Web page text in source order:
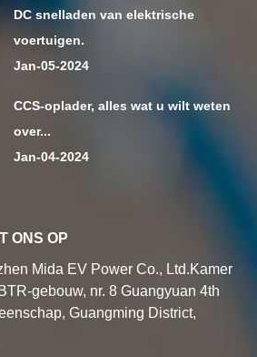
DC snelladen van elektrische
voertuigen.
Jan-05-2024
CCS-oplader, alles wat u wilt weten
over...
Jan-04-2024
ONS OP
Mida EV Power Co., Ltd.Kamer
gebouw, nr. 8 Guangyuan 4th
Guangming District,